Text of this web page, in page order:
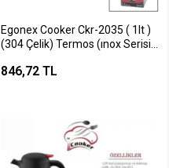
Egonex Cooker Ckr-2035 ( 1lt )
(304 Çelik) Termos (ınox Serisi)
(çift Contalı Kapak)*12
846,72 TL